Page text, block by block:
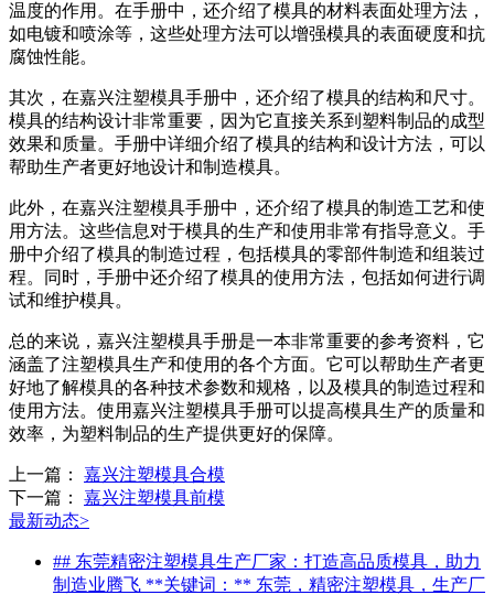
温度的作用。在手册中，还介绍了模具的材料表面处理方法，
如电镀和喷涂等，这些处理方法可以增强模具的表面硬度和抗
腐蚀性能。
其次，在嘉兴注塑模具手册中，还介绍了模具的结构和尺寸。
模具的结构设计非常重要，因为它直接关系到塑料制品的成型
效果和质量。手册中详细介绍了模具的结构和设计方法，可以
帮助生产者更好地设计和制造模具。
此外，在嘉兴注塑模具手册中，还介绍了模具的制造工艺和使
用方法。这些信息对于模具的生产和使用非常有指导意义。手
册中介绍了模具的制造过程，包括模具的零部件制造和组装过
程。同时，手册中还介绍了模具的使用方法，包括如何进行调
试和维护模具。
总的来说，嘉兴注塑模具手册是一本非常重要的参考资料，它
涵盖了注塑模具生产和使用的各个方面。它可以帮助生产者更
好地了解模具的各种技术参数和规格，以及模具的制造过程和
使用方法。使用嘉兴注塑模具手册可以提高模具生产的质量和
效率，为塑料制品的生产提供更好的保障。
上一篇： 嘉兴注塑模具合模
下一篇： 嘉兴注塑模具前模
最新动态>
## 东莞精密注塑模具生产厂家：打造高品质模具，助力
制造业腾飞 **关键词：** 东莞，精密注塑模具，生产厂